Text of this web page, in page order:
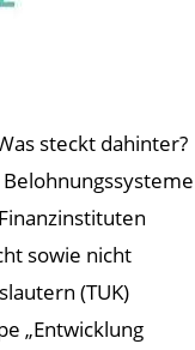
steckt dahinter?
sowie nicht
(TUK)
„Entwicklung